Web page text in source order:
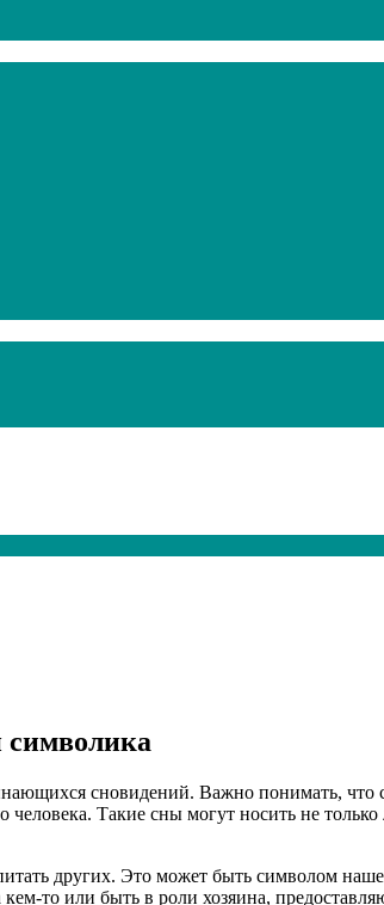
символика
сновидений. Важно понимать,
Такие сны могут носить не
других. Это может быть символом
то или быть в роли хозяина,